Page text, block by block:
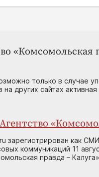
«Комсомольская
только в случае
других сайтах
зарегистрирован как
коммуникаций 11
правда – Калуга»